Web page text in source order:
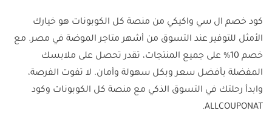
كود خصم ال سي واكيكي من منصة كل الكوبونات هو خيارك
الأمثل للتوفير عند التسوق من أشهر متاجر الموضة في مصر. مع
خصم 10% على جميع المنتجات، تقدر تحصل على ملابسك
المفضلة بأفضل سعر وبكل سهولة وأمان. لا تفوت الفرصة،
وابدأ رحلتك في التسوق الذكي مع منصة كل الكوبونات وكود
ALLCOUPONAT.